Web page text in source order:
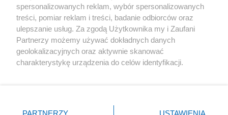
X Facebook Instagram Youtube
spersonalizowanych reklam, wybór spersonalizowanych
treści, pomiar reklam i treści, badanie odbiorców oraz
ulepszanie usług. Za zgodą Użytkownika my i Zaufani
Partnerzy możemy używać dokładnych danych
geolokalizacyjnych oraz aktywnie skanować
charakterystykę urządzenia do celów identyfikacji.
zmienić/wycofać klikając przycisk ustawień prywatności
PARTNERZY USTAWIENIA